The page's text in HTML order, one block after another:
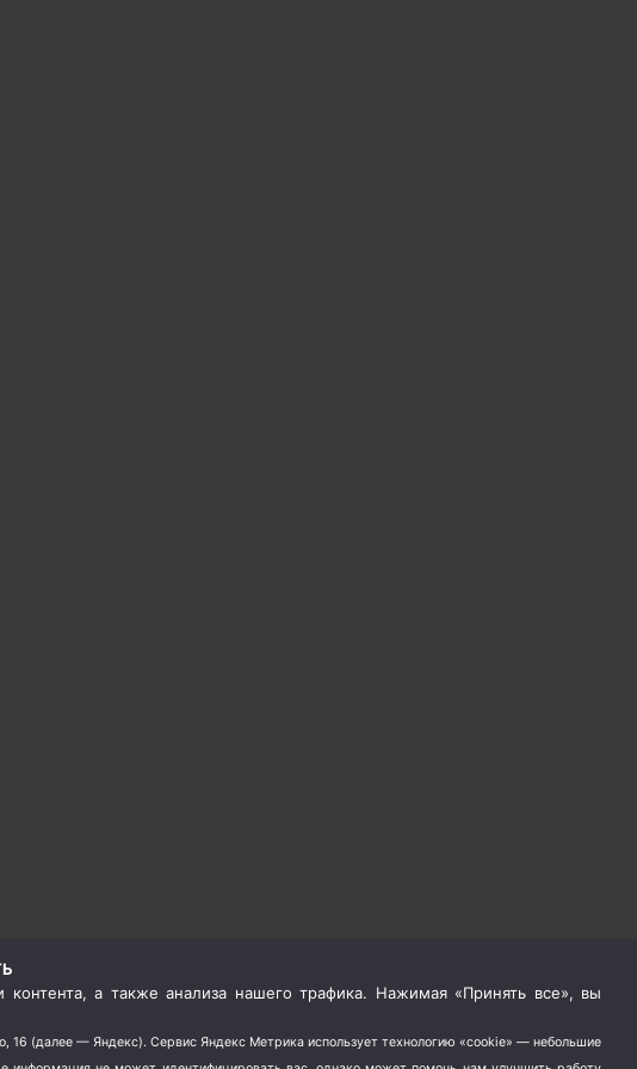
а также анализа нашего трафика. Нажимая «Принять все», вы
16 (далее — Яндекс). Сервис Яндекс Метрика использует технологию «cookie» — небольшие